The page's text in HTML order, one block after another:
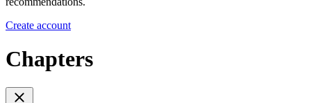
Create account
Chapters